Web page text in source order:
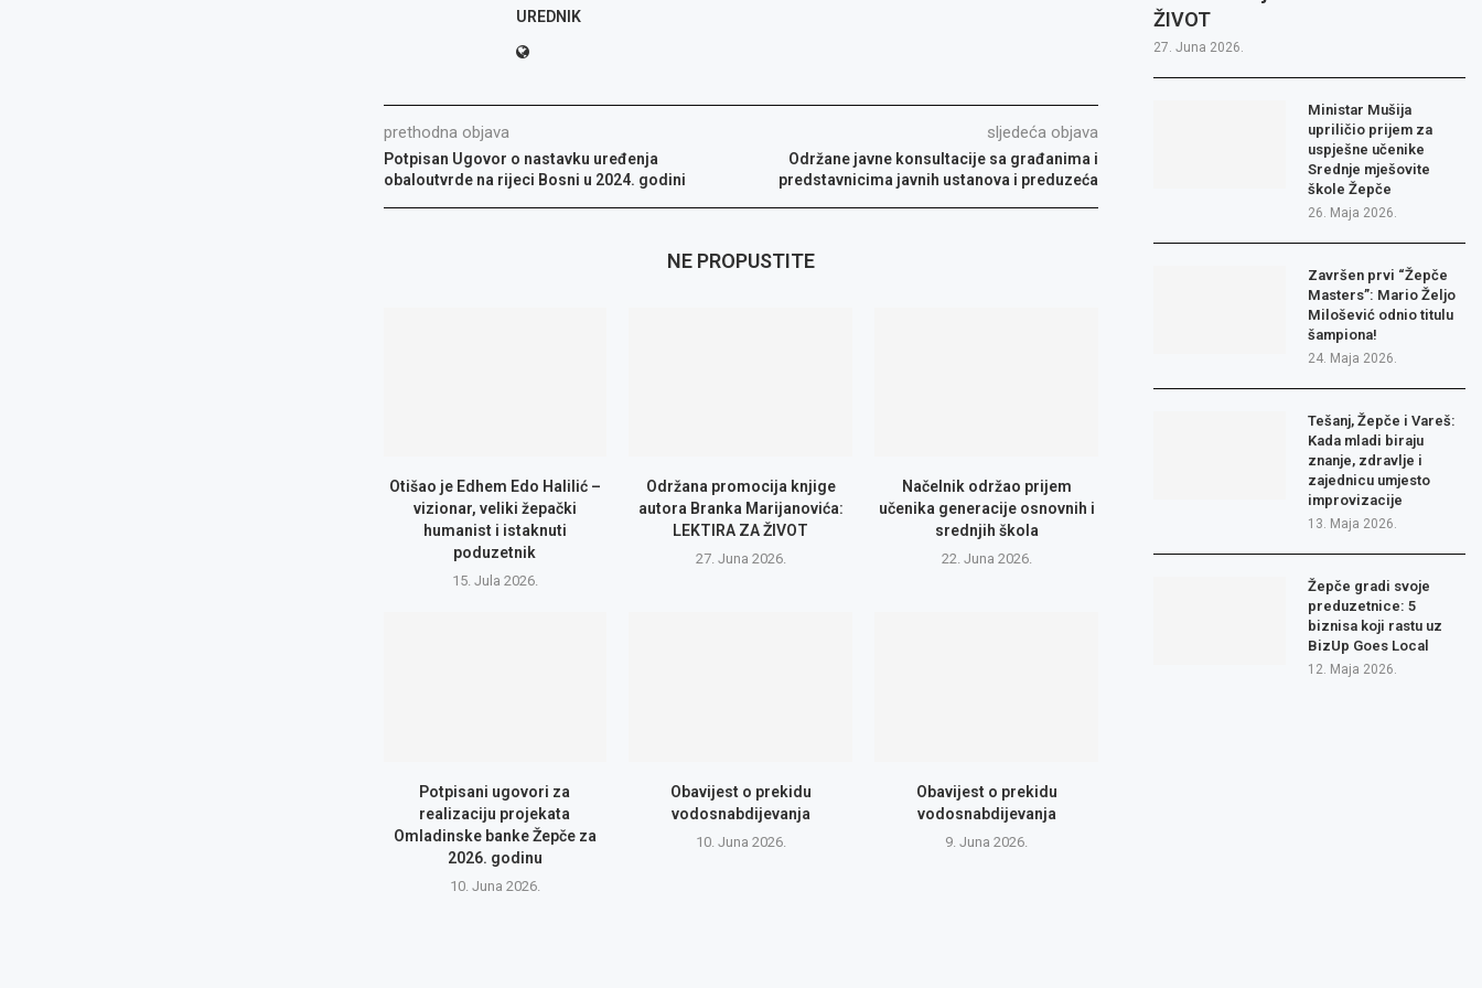
UREDNIK
prethodna objava
Potpisan Ugovor o nastavku uređenja
obaloutvrde na rijeci Bosni u 2024. godini
sljedeća objava
Održane javne konsultacije sa građanima i
predstavnicima javnih ustanova i preduzeća
NE PROPUSTITE
Otišao je Edhem Edo Halilić –
vizionar, veliki žepački
humanist i istaknuti
poduzetnik
15. Jula 2026.
Održana promocija knjige
autora Branka Marijanovića:
LEKTIRA ZA ŽIVOT
27. Juna 2026.
Načelnik održao prijem
učenika generacije osnovnih i
srednjih škola
22. Juna 2026.
Potpisani ugovori za
realizaciju projekata
Omladinske banke Žepče za
2026. godinu
10. Juna 2026.
Obavijest o prekidu
vodosnabdijevanja
10. Juna 2026.
Obavijest o prekidu
vodosnabdijevanja
9. Juna 2026.
ŽIVOT
27. Juna 2026.
Ministar Mušija
upriličio prijem za
uspješne učenike
Srednje mješovite
škole Žepče
26. Maja 2026.
Završen prvi “Žepče
Masters”: Mario Željo
Milošević odnio titulu
šampiona!
24. Maja 2026.
Tešanj, Žepče i Vareš:
Kada mladi biraju
znanje, zdravlje i
zajednicu umjesto
improvizacije
13. Maja 2026.
Žepče gradi svoje
preduzetnice: 5
biznisa koji rastu uz
BizUp Goes Local
12. Maja 2026.